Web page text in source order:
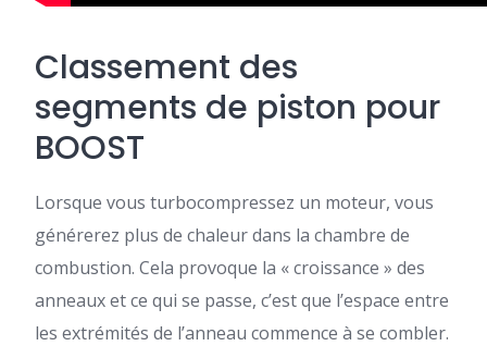
Classement des
segments de piston pour
BOOST
Lorsque vous turbocompressez un moteur, vous
générerez plus de chaleur dans la chambre de
combustion. Cela provoque la « croissance » des
anneaux et ce qui se passe, c’est que l’espace entre
les extrémités de l’anneau commence à se combler.